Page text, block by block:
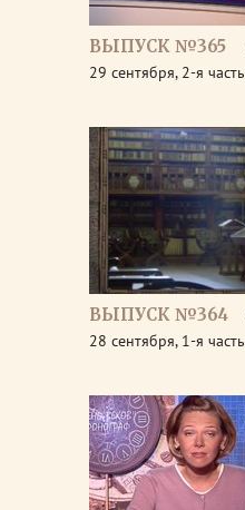
ВЫПУСК №365
29 сентября, 2-я часть
ВЫПУСК №364
28 сентября, 1-я часть